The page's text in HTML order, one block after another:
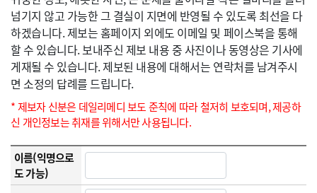
넘기지 않고 가능한 그 결실이 지면에 반영될 수 있도록 최선을 다
하겠습니다. 제보는 홈페이지 외에도 이메일 및 페이스북을 통해
할 수 있습니다. 보내주신 제보 내용 중 사진이나 동영상은 기사에
게재될 수 있습니다. 제보된 내용에 대해서는 연락처를 남겨주시
면 소정의 답례를 드립니다.
* 제보자 신분은 데일리메디 보도 준칙에 따라 철저히 보호되며, 제공하
신 개인정보는 취재를 위해서만 사용됩니다.
이름(익명으로
도 가능)